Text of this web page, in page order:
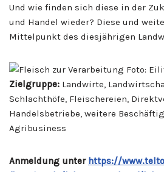
Und wie finden sich diese in der
und Handel wieder? Diese und
Mittelpunkt des diesjährigen
Zielgruppe: Landwirte,
Schlachthöfe, Fleischereien,
Handelsbetriebe, weitere
Agribusiness
Anmeldung unter https://